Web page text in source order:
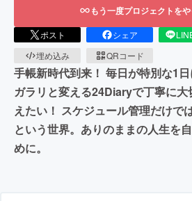
もう一度プロジェクトを
ポスト シェア
埋め込み
QRコード
手帳新時代到来！ 毎日が特別な1
ガラリと変える24Diaryで丁寧に
えたい！ スケジュール管理だけで
という世界。ありのままの人生を
めに。